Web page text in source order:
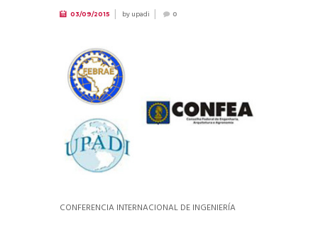
03/09/2015 byupadi 0
CONFERENCIA INTERNACIONAL DE INGENIERÍA